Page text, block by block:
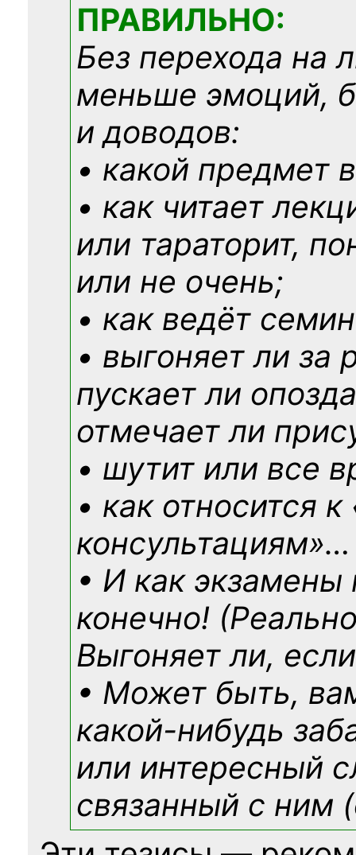
ПРАВИЛЬНО:
Без перехода на
меньше эмоций,
и доводов:
• какой предмет
• как читает
или тараторит,
или не очень;
• как ведёт
• выгоняет ли за
пускает ли
отмечает ли
• шутит или все
• как относится
консультациям»…
• И как экзамены
конечно!
Выгоняет ли,
• Может быть,
какой-нибудь
или интересный
связанный с ним